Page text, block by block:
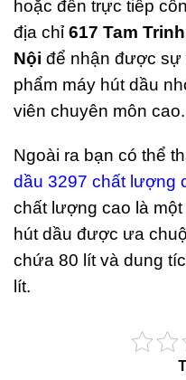
hoặc đến trực tiếp
địa chỉ 617 Tam
Nội để nhận được sự
phẩm máy hút dầu
viên chuyên môn cao.
Ngoài ra bạn có thể
dầu 3297 chất lượng
chất lượng cao là
hút dầu được ưa
chứa 80 lít và dung
lít.